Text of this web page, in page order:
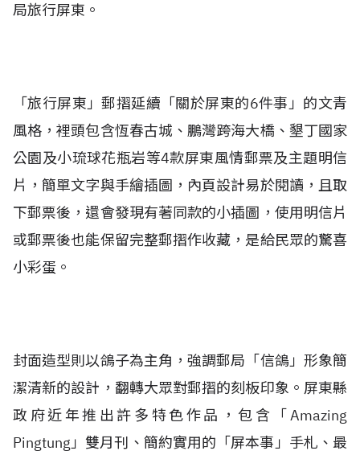
局旅行屏東。
「旅行屏東」郵摺延續「關於屏東的6件事」的文青
風格，裡頭包含恆春古城、鵬灣跨海大橋、墾丁國家
公園及小琉球花瓶岩等4款屏東風情郵票及主題明信
片，簡單文字與手繪插圖，內頁設計易於閱讀，且取
下郵票後，還會發現有著同款的小插圖，使用明信片
或郵票後也能保留完整郵摺作收藏，是給民眾的驚喜
小彩蛋。
封面造型則以鴿子為主角，強調郵局「信鴿」形象簡
潔清新的設計，翻轉大眾對郵摺的刻板印象。屏東縣
政府近年推出許多特色作品，包含「Amazing
Pingtung」雙月刊、簡約實用的「屏本事」手札、最